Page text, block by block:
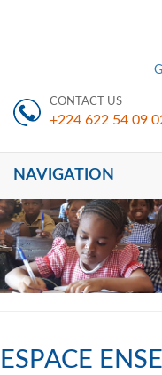
CONTACT US
+224 622 54 09
NAVIGATION
ESPACE